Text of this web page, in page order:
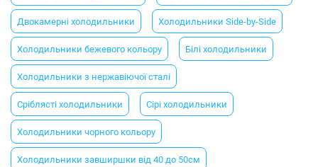
Двокамерні холодильники Холодильники Side-by-Side
Холодильники бежевого кольору Білі холодильники
Холодильники з нержавіючої сталі
Сріблясті холодильники Сірі холодильники
Холодильники чорного кольору
Холодильники завширшки від 40 до 50см